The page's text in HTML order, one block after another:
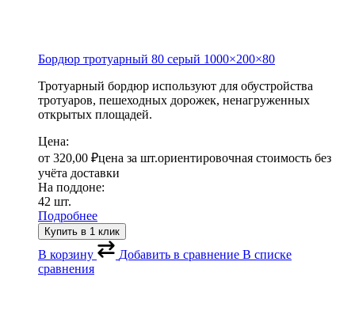
Бордюр тротуарный 80 серый 1000×200×80
Тротуарный бордюр используют для обустройства
тротуаров, пешеходных дорожек, ненагруженных
открытых площадей.
Цена:
от 320,00 ₽цена за шт.ориентировочная стоимость без
учёта доставки
На поддоне:
42 шт.
Подробнее
Купить в 1 клик
В корзину Добавить в сравнение В списке
сравнения